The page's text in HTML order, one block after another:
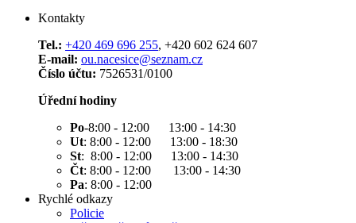
Kontakty
Tel.: +420 469 696 255, +420 602 624 607
E-mail: ou.nacesice@seznam.cz
Číslo účtu: 7526531/0100
Úřední hodiny
Po-8:00 - 12:00 13:00 - 14:30
Ut: 8:00 - 12:00 13:00 - 18:30
St: 8:00 - 12:00 13:00 - 14:30
Čt: 8:00 - 12:00 13:00 - 14:30
Pa: 8:00 - 12:00
Rychlé odkazy
Policie